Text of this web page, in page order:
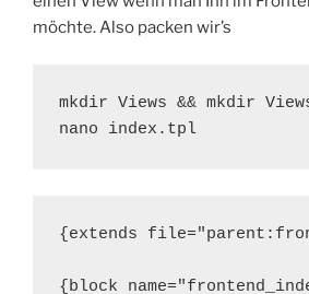
möchte. Also packen wir’s
mkdir Views && mkdir
nano index.tpl
{extends
{block